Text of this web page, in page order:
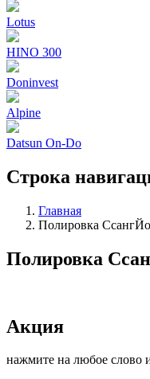
Lotus
HINO 300
Doninvest
Alpine
Datsun On-Do
Строка
Главная
Полировка
Полировка
Акция
нажмите на любое слово